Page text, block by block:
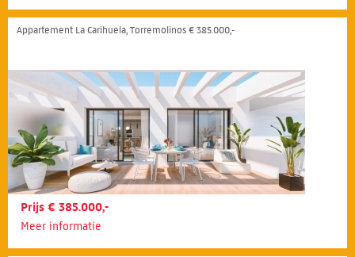
Appartement La Carihuela, Torremolinos € 385.000,-
Prijs € 385.000,-
Meer informatie